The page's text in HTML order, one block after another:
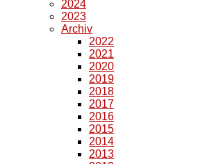
2024
2023
Archiv
2022
2021
2020
2019
2018
2017
2016
2015
2014
2013